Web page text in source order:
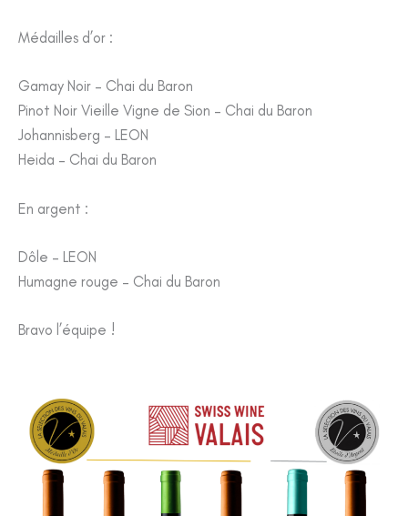
Médailles d’or :
Gamay Noir – Chai du Baron
Pinot Noir Vieille Vigne de Sion – Chai du Baron
Johannisberg – LEON
Heida – Chai du Baron
En argent :
Dôle – LEON
Humagne rouge – Chai du Baron
Bravo l’équipe !